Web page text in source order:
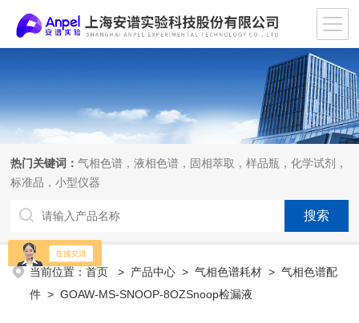
热门关键词：气相色谱，液相色谱，固相萃取，样品瓶，化学试剂，
标准品，小型仪器
当前位置：首页 > 产品中心 >气相色谱耗材 >气相色谱配
件 > GOAW-MS-SNOOP-8OZSnoop检漏液